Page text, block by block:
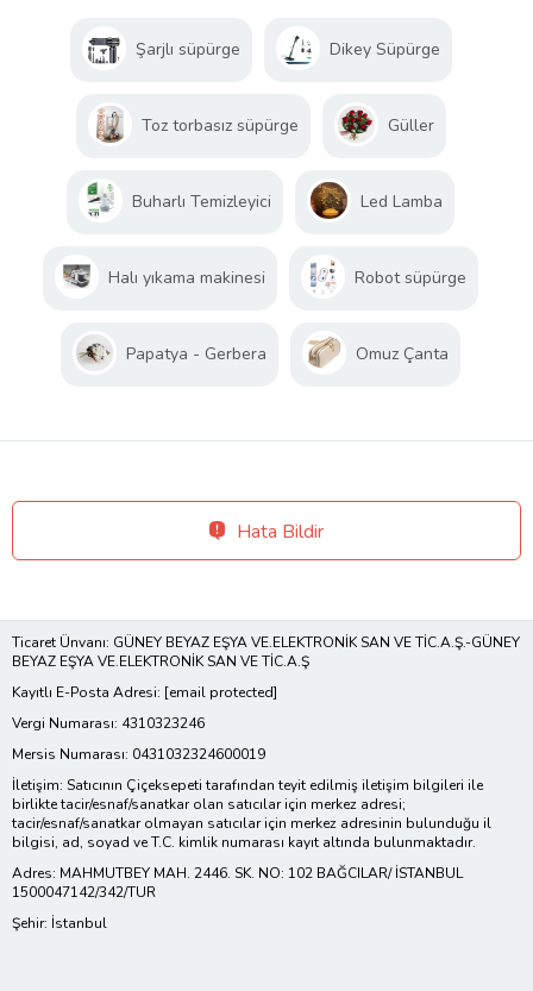
Şarjlı süpürge Dikey Süpürge
Toz torbasız süpürge Güller
Buharlı Temizleyici Led Lamba
Halı yıkama makinesi Robot süpürge
Papatya - Gerbera Omuz Çanta
Hata Bildir
Ticaret Ünvanı: GÜNEY BEYAZ EŞYA VE.ELEKTRONİK SAN VE TİC.A.Ş.-GÜNEY
BEYAZ EŞYA VE.ELEKTRONİK SAN VE TİC.A.Ş
Kayıtlı E-Posta Adresi: [email protected]
Vergi Numarası: 4310323246
Mersis Numarası: 0431032324600019
İletişim: Satıcının Çiçeksepeti tarafından teyit edilmiş iletişim bilgileri ile
birlikte tacir/esnaf/sanatkar olan satıcılar için merkez adresi;
tacir/esnaf/sanatkar olmayan satıcılar için merkez adresinin bulunduğu il
bilgisi, ad, soyad ve T.C. kimlik numarası kayıt altında bulunmaktadır.
Adres: MAHMUTBEY MAH. 2446. SK. NO: 102 BAĞCILAR/ İSTANBUL
1500047142/342/TUR
Şehir: İstanbul